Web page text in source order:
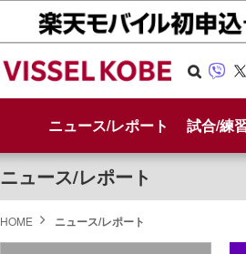
h
ニュース/レポート 試合/練
ニュース/レポート
HOME ニュース/レポート